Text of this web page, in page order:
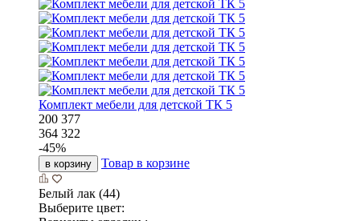
Комплект мебели для детской ТК 5
200 377
364 322
-45%
в корзину Товар в корзине
Белый лак (44)
Выберите цвет: